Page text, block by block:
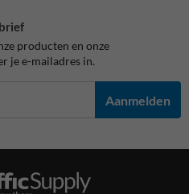
producten en onze
je e-mailadres in.
Aanmelden